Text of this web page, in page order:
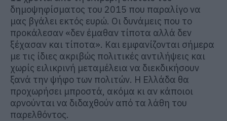
δημοψηφίσματος του 2015 που παραλίγο να
μας βγάλει εκτός ευρώ. Οι δυνάμεις που το
προκάλεσαν «δεν έμαθαν τίποτα αλλά δεν
ξέχασαν και τίποτα». Και εμφανίζονται σήμερα
με τις ίδιες ακριβώς πολιτικές αντιλήψεις και
χωρίς ειλικρινή μεταμέλεια να διεκδικήσουν
ξανά την ψήφο των πολιτών. Η Ελλάδα θα
προχωρήσει μπροστά, ακόμα κι αν κάποιοι
αρνούνται να διδαχθούν από τα λάθη του
παρελθόντος.